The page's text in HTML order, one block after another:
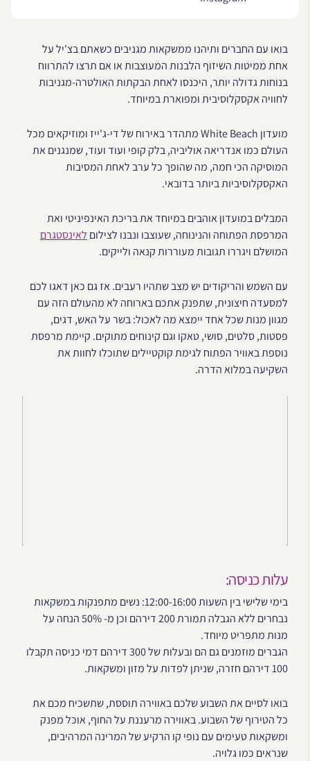
בואו עם החברים ותיהנו ממשקאות מגניבים כשאתם בצ'יל על
אחת ממיטות השיזוף הלבנות המעוצבות או אם תרצו להתרווח
בנוחות גדולה יותר, היכנסו לאחת הבקתות האולטרה-מגניבות
לחוויה אקסקלוסיבית ומפוארת במיוחד.
מועדון White Beach מתהדר באירוח של די-ג'ייז ומוזיקאים מכל
העולם כמו אנדריאה אוליביה, בלק קופי ועוד ועוד, שמנגנים את
המוסיקה הכי חמה, מה שהופך כל ערב לאחת המסיבות
האקסקלוסיביות ביותר בדובאי.
המבלים במועדון אוהבים במיוחד את בריכת האינפיניטי ואת
המרפסת הפתוחה והנינוחה, שעוצבו ונבנו לצילום לאינסטגרם
המושלם ויגררו תגובות מעוררות קנאה ולייקים.
עם השמש והריקודים יש מצב שתהיו רעבים. אז גם כאן דאגו לכם
למסעדה חיצונית, שתפנק אתכם בארוחה לא מהעולם הזה עם
מגוון מנות שכל אחד יימצא מה לאכול: בשר על האש, דגים,
פסטות, סלטים, סושי, טאקו וגם קינוחים מתוקים. קיימת מרפסת
נוספת באוויר הפתוח לגימת קוקטיילים שתוכלו לחוות את
השקיעה במלוא הדרה.
עלות כניסה:
בימי שלישי בין השעות 12:00-16:00: נשים מתפנקות במשקאות
נבחרים ללא הגבלה תמורת 200 דירהם וכן מ- 50% הנחה על
מנות מתפריט מיוחד.
הגברים מוזמנים גם הם ובעלות של 300 דירהם דמי כניסה תקבלו
100 דירהם חזרה, שניתן לפדות על מזון ומשקאות.
בואו לסיים את השבוע שלכם באווירה תוססת, שתשכיח מכם את
כל הטירוף של השבוע. באווירה מרעננת על החוף, אוכל מפנק
ומשקאות טעימים עם נופי קו הרקיע של המרינה המרהיבים,
שנראים כמו גלויה.